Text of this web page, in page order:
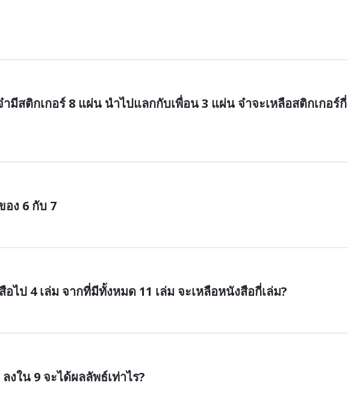
มีสติกเกอร์ 8 แผ่น นำไปแลกกับเพื่อน 3 แผ่น จ๋าจะเหลือสติกเกอร์กี่
อง 6 กับ 7
ไป 4 เล่ม จากที่มีทั้งหมด 11 เล่ม จะเหลือหนังสือกี่เล่ม?
งใน 9 จะได้ผลลัพธ์เท่าไร?